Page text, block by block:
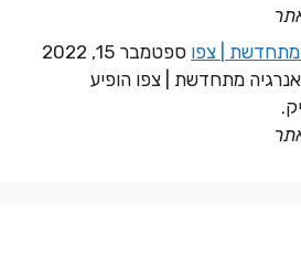
מתחדשת | צפו ספטמבר 15, 2022
מתחדשת | צפו הופיע